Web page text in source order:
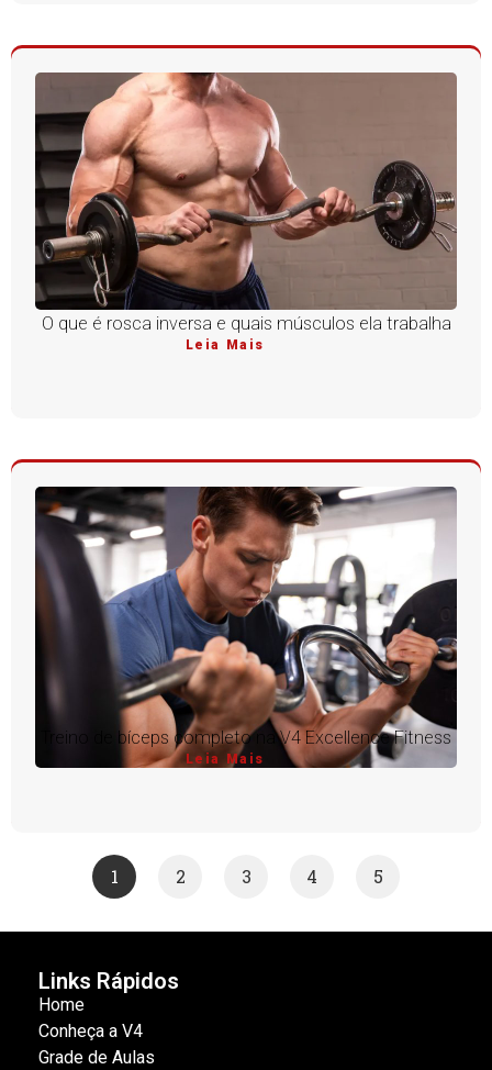
O que é rosca inversa e quais músculos ela trabalha
Leia Mais
Treino de bíceps completo na V4 Excellence Fitness
Leia Mais
1 2 3 4 5
Links Rápidos
Home
Conheça a V4
Grade de Aulas